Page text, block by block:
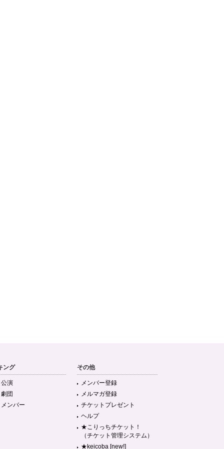
ング
演
団
ンバー
その他
メンバー登録
メルマガ登録
チケットプレゼント
ヘルプ
★こりっちチケット！
（チケット管理システム）
★keicoba [new!]